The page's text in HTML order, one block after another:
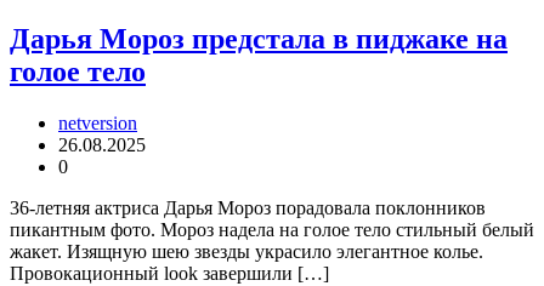
Дарья Мороз предстала в пиджаке на
голое тело
netversion
26.08.2025
0
36-летняя актриса Дарья Мороз порадовала поклонников
пикантным фото. Мороз надела на голое тело стильный белый
жакет. Изящную шею звезды украсило элегантное колье.
Провокационный look завершили […]